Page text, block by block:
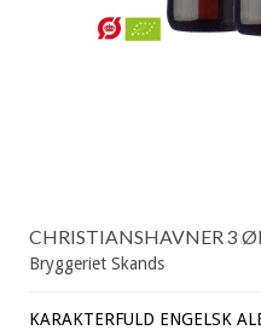
CHRISTIANSHAVNER 3
Bryggeriet Skands
KARAKTERFULD ENGELSK